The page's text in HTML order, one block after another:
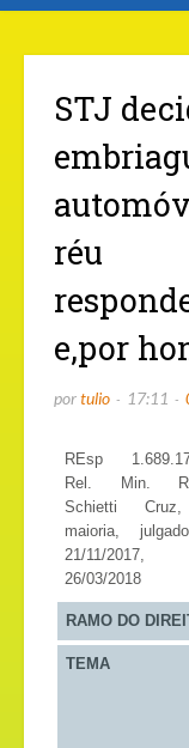
STJ
réu
e,por
portulio 17:11
REsp
Rel. Min.
Schietti
maioria,
21/11/2017,
26/03/2018
RAMO DO
TEMA